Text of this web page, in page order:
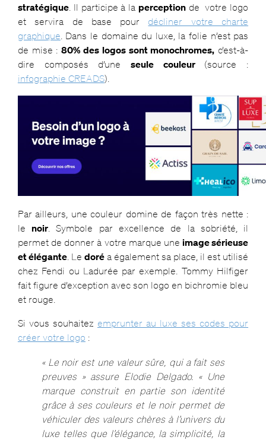
stratégique. Il participe à la perceptionde votre logo
et servira de base pour décliner votre charte
graphique . Dans le domaine du luxe, la folie n’est pas
de mise :80% des logos sont monochromes, c’est-à-
dire composés d’une seule couleur (source :
infographie CREADS).
Par ailleurs, une couleur domine de façon très nette :
le noir . Symbole par excellence de la sobriété, il
permet de donner à votre marque une image sérieuse
et élégante. Le doréa également sa place, il est utilisé
chez Fendi ou Ladurée par exemple. Tommy Hilfiger
fait figure d’exception avec son logo en bichromie bleu
et rouge.
Si vous souhaitez emprunter au luxe ses codes pour
créer votre logo :
« Le noir est une valeur sûre, qui a fait ses
preuves » assure Elodie Delgado. « Une
marque construit en partie son identité
grâce à ses couleurs et le noir permet de
véhiculer des valeurs chères à l’univers du
luxe telles que l’élégance, la simplicité, la